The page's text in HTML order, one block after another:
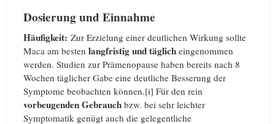
Dosierung und Einnahme
Häufigkeit: Zur Erzielung einer deutlichen Wirkung sollte
Maca am besten langfristig undtäglich eingenommen
werden. Studien zur Prämenopause haben bereits nach 8
Wochen täglicher Gabe eine deutliche Besserung der
Symptome beobachten können.[i] Für den rein
vorbeugendenGebrauch bzw. bei sehr leichter
Symptomatik genügt auch die gelegentliche